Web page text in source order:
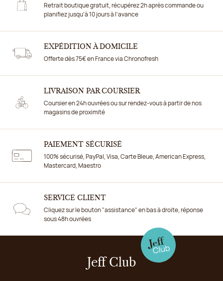
Retrait boutique gratuit, récupérez 2h après commande ou
planifiez jusqu'à 10 jours à l'avance
EXPÉDITION À DOMICILE
Offerte dès 75€ en France via Chronofresh
LIVRAISON PAR COURSIER
Coursier en 24h ouvrées ou sur rendez-vous à partir de nos
magasins de proximité
PAIEMENT SÉCURISÉ
100% sécurisé, PayPal, Visa, Carte Bleue, American Express,
Mastercard, Maestro
SERVICE CLIENT
Cliquez sur le bouton "assistance" en bas à droite, réponse
sous 48h ouvrées
Jeff Club